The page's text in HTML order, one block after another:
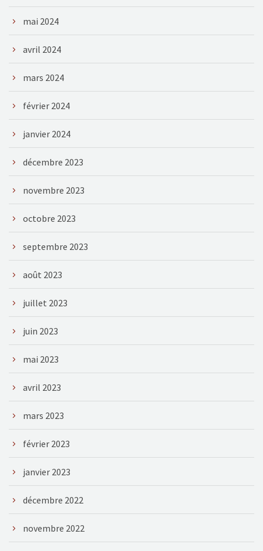
mai 2024
avril 2024
mars 2024
février 2024
janvier 2024
décembre 2023
novembre 2023
octobre 2023
septembre 2023
août 2023
juillet 2023
juin 2023
mai 2023
avril 2023
mars 2023
février 2023
janvier 2023
décembre 2022
novembre 2022